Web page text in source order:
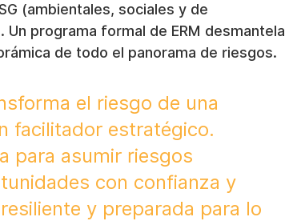
(ambientales, sociales y de
programa formal de ERM desmantela
de todo el panorama de riesgos.
el riesgo de una
facilitador estratégico.
para asumir riesgos
con confianza y
y preparada para lo